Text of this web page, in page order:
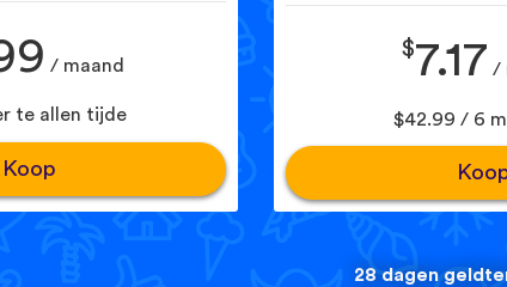
/ maand
te allen tijde
Koop
$7.17 /
$42.99 / 6
28 dagen